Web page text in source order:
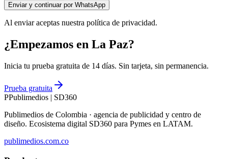
Enviar y continuar por WhatsApp
Al enviar aceptas nuestra política de privacidad.
¿Empezamos en La Paz?
Inicia tu prueba gratuita de 14 días. Sin tarjeta, sin permanencia.
Prueba gratuita
PPublimedios | SD360
Publimedios de Colombia · agencia de publicidad y centro de
diseño. Ecosistema digital SD360 para Pymes en LATAM.
publimedios.com.co